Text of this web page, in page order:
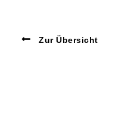
Zur Übersicht